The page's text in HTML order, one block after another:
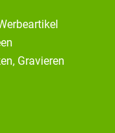
Gravieren